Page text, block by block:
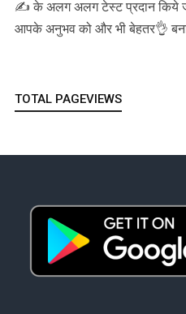
✍️ के अलग अलग टेस्ट प्रदान किये
आपके अनुभव को और भी बेहतर👌
TOTAL PAGEVIEWS